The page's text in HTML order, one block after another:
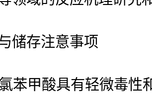
储存注意事项
苯甲酸具有轻微毒性